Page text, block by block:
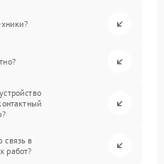
связь в
работ?